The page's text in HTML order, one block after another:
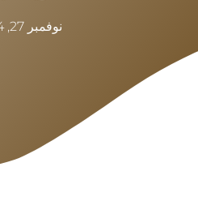
نوفمبر 27, 2024